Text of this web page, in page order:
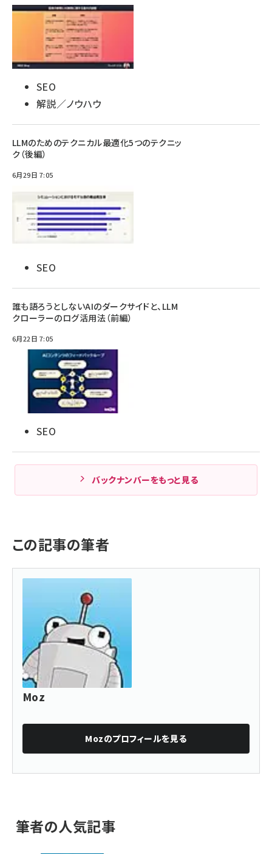
SEO
解説／ノウハウ
LLMのためのテクニカル最適化5つのテクニッ
ク（後編）
6月29日 7:05
SEO
誰も語ろうとしないAIのダークサイドと、LLM
クローラーのログ活用法（前編）
6月22日 7:05
SEO
バックナンバーをもっと見る
この記事の筆者
Moz
Mozのプロフィールを見る
筆者の人気記事